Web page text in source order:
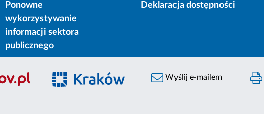
Ponowne
wykorzystywanie
informacji sektora
publicznego
Deklaracja dostępności
Wyślij e-mailem